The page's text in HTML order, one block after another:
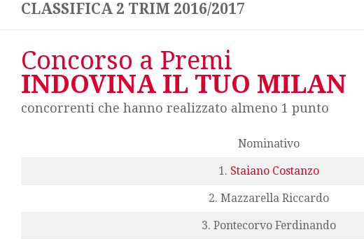
CLASSIFICA 2 TRIM 2016/2017
Concorso a Premi
INDOVINA IL TUO MILAN
concorrenti che hanno realizzato almeno 1 punto
Nominativo
1. Staiano Costanzo
2. Mazzarella Riccardo
3. Pontecorvo Ferdinando